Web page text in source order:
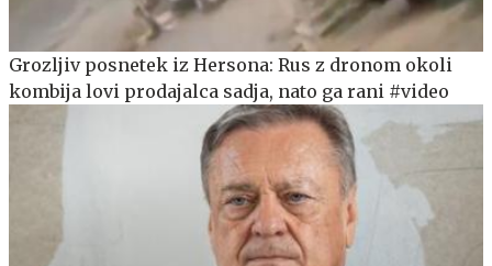
Grozljiv posnetek iz Hersona: Rus z dronom okoli
kombija lovi prodajalca sadja, nato ga rani #video